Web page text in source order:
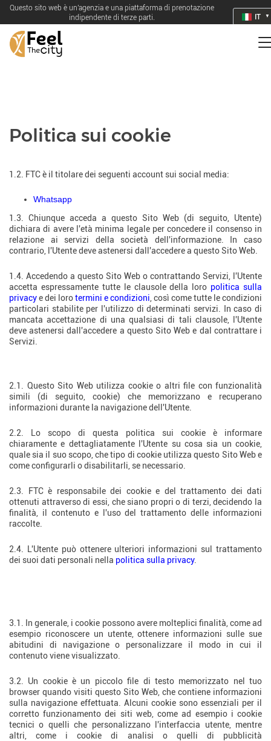
Questo sito web è un'agenzia e una piattaforma di prenotazione
indipendente di terze parti.
IT
Politica sui cookie
1.2. FTC è il titolare dei seguenti account sui social media:
Whatsapp
1.3. Chiunque acceda a questo Sito Web (di seguito, Utente)
dichiara di avere l'età minima legale per concedere il consenso in
relazione ai servizi della società dell'informazione. In caso
contrario, l'Utente deve astenersi dall'accedere a questo Sito Web.
1.4. Accedendo a questo Sito Web o contrattando Servizi, l'Utente
accetta espressamente tutte le clausole della loro politica sulla
privacye dei lorotermini e condizioni , così come tutte le condizioni
particolari stabilite per l'utilizzo di determinati servizi. In caso di
mancata accettazione di una qualsiasi di tali clausole, l'Utente
deve astenersi dall'accedere a questo Sito Web e dal contrattare i
Servizi.
2.1. Questo Sito Web utilizza cookie o altri file con funzionalità
simili (di seguito, cookie) che memorizzano e recuperano
informazioni durante la navigazione dell'Utente.
2.2. Lo scopo di questa politica sui cookie è informare
chiaramente e dettagliatamente l'Utente su cosa sia un cookie,
quale sia il suo scopo, che tipo di cookie utilizza questo Sito Web e
come configurarli o disabilitarli, se necessario.
2.3. FTC è responsabile dei cookie e del trattamento dei dati
ottenuti attraverso di essi, che siano propri o di terzi, decidendo la
finalità, il contenuto e l'uso del trattamento delle informazioni
raccolte.
2.4. L'Utente può ottenere ulteriori informazioni sul trattamento
dei suoi dati personali nella politica sulla privacy.
3.1. In generale, i cookie possono avere molteplici finalità, come ad
esempio riconoscere un utente, ottenere informazioni sulle sue
abitudini di navigazione o personalizzare il modo in cui il
contenuto viene visualizzato.
3.2. Un cookie è un piccolo file di testo memorizzato nel tuo
browser quando visiti questo Sito Web, che contiene informazioni
sulla navigazione effettuata. Alcuni cookie sono essenziali per il
corretto funzionamento dei siti web, come ad esempio i cookie
tecnici o quelli che personalizzano l'interfaccia utente, mentre
altri, come i cookie di analisi o quelli di pubblicità